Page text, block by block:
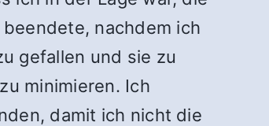
nachdem ich
gefallen und sie zu
minimieren. Ich
damit ich nicht die